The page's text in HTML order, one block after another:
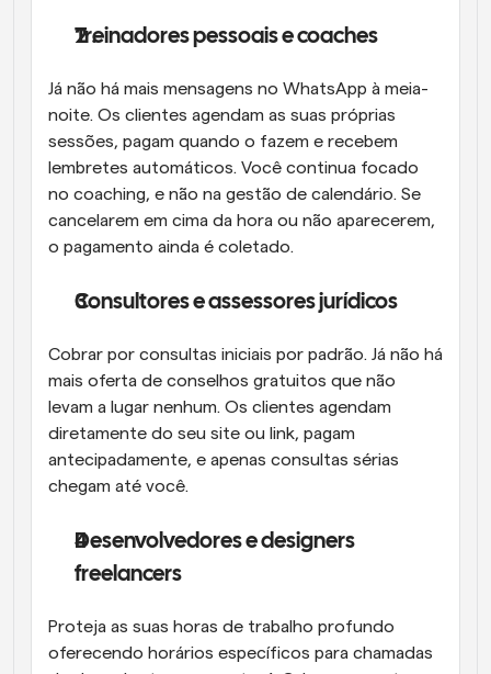
Treinadores pessoais e coaches
Já não há mais mensagens no WhatsApp à meia-
noite. Os clientes agendam as suas próprias
sessões, pagam quando o fazem e recebem
lembretes automáticos. Você continua focado
no coaching, e não na gestão de calendário. Se
cancelarem em cima da hora ou não aparecerem,
o pagamento ainda é coletado.
Consultores e assessores jurídicos
Cobrar por consultas iniciais por padrão. Já não há
mais oferta de conselhos gratuitos que não
levam a lugar nenhum. Os clientes agendam
diretamente do seu site ou link, pagam
antecipadamente, e apenas consultas sérias
chegam até você.
Desenvolvedores e designers
freelancers
Proteja as suas horas de trabalho profundo
oferecendo horários específicos para chamadas